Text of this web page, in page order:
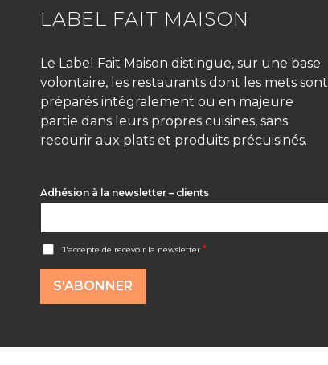
LABEL FAIT MAISON
Le Label Fait Maison distingue, sur une base
volontaire, les restaurants dont les mets sont
préparés intégralement ou en majeure
partie dans leurs propres cuisines, sans
recourir aux plats et produits précuisinés.
Adhésion à la newsletter – clients
A
c
c
d
J'accepte de recevoir la newsletter *
S'ABONNER